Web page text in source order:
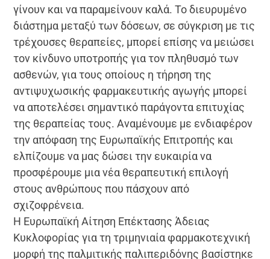
γίνουν και να παραμείνουν καλά. Το διευρυμένο
διάστημα μεταξύ των δόσεων, σε σύγκριση με τις
τρέχουσες θεραπείες, μπορεί επίσης να μειώσει
τον κίνδυνο υποτροπής για τον πληθυσμό των
ασθενών, για τους οποίους η τήρηση της
αντιψυχωσικής φαρμακευτικής αγωγής μπορεί
να αποτελέσει σημαντικό παράγοντα επιτυχίας
της θεραπείας τους. Αναμένουμε με ενδιαφέρον
την απόφαση της Ευρωπαϊκής Επιτροπής και
ελπίζουμε να μας δώσει την ευκαιρία να
προσφέρουμε μια νέα θεραπευτική επιλογή
στους ανθρώπους που πάσχουν από
σχιζοφρένεια.
Η Ευρωπαϊκή Αίτηση Επέκτασης Άδειας
Κυκλοφορίας για τη τριμηνιαία φαρμακοτεχνική
μορφή της παλμιτικής παλιπεριδόνης βασίστηκε